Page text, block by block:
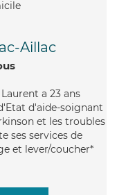
Aillac
a 23 ans
d'aide-soignant
et les troubles
ses services de
et lever/coucher*